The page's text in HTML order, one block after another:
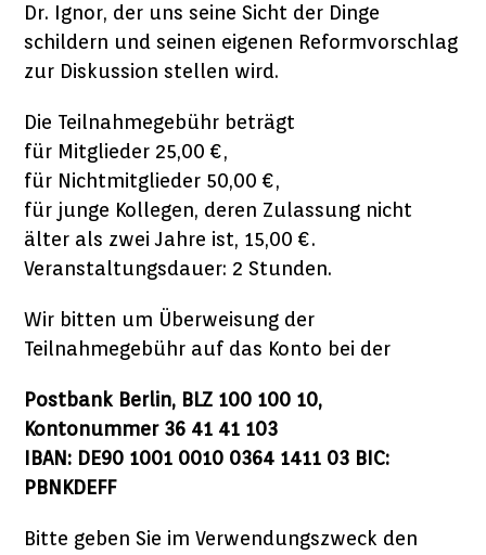
Dr. Ignor, der uns seine Sicht der Dinge
schildern und seinen eigenen Reformvorschlag
zur Diskussion stellen wird.
Die Teilnahmegebühr beträgt
für Mitglieder 25,00 €,
für Nichtmitglieder 50,00 €,
für junge Kollegen, deren Zulassung nicht
älter als zwei Jahre ist, 15,00 €.
Veranstaltungsdauer: 2 Stunden.
Wir bitten um Überweisung der
Teilnahmegebühr auf das Konto bei der
Postbank Berlin, BLZ 100 100 10,
Kontonummer 36 41 41 103
IBAN: DE90 1001 0010 0364 1411 03 BIC:
PBNKDEFF
Bitte geben Sie im Verwendungszweck den